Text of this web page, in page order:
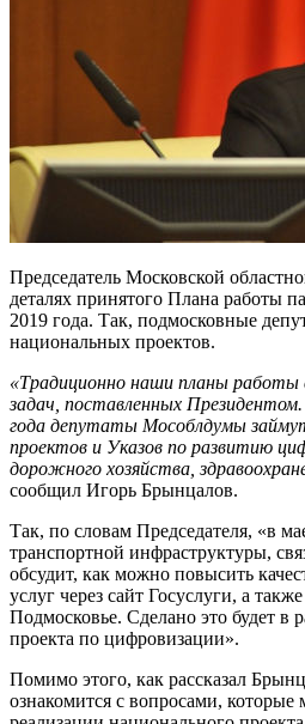
Председатель Московской
деталях принятого Плана работы
2019 года. Так, подмосковные
национальных проектов.
«Традиционно наши планы работы
задач, поставленных
года депутаты Мособлдумы
проектов и Указов по развитию
дорожного хозяйства,
сообщил Игорь Брынцалов.
Так, по словам Председателя, «в
транспортной инфраструктуры,
обсудит, как можно повысить
услуг через сайт Госуслуги, а
Подмосковье. Сделано это будет в
проекта по цифровизации».
Помимо этого, как рассказал
ознакомится с вопросами, которые